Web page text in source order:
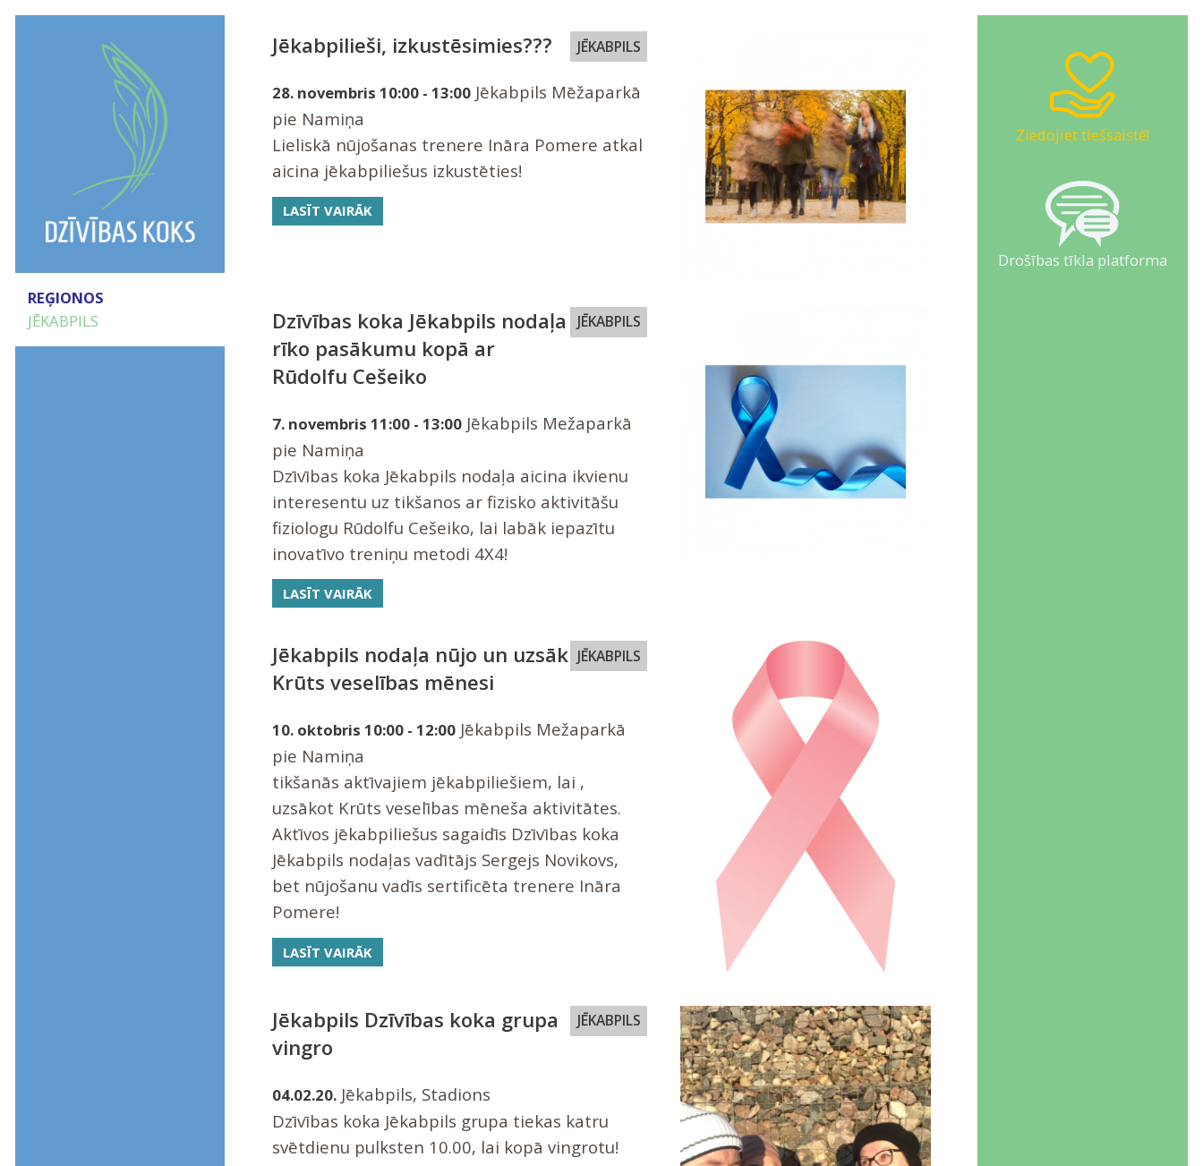
Ziedojiet tiešsaistē!
Drošības tīkla platforma
REĢIONOS
JĒKABPILS
JĒKABPILS
Jēkabpilieši, izkustēsimies???
28. novembris 10:00 - 13:00Jēkabpils Mēžaparkā
pie Namiņa
Lieliskā nūjošanas trenere Ināra Pomere atkal
aicina jēkabpiliešus izkustēties!
LASĪT VAIRĀK
JĒKABPILS
Dzīvības koka Jēkabpils nodaļa
rīko pasākumu kopā ar
Rūdolfu Cešeiko
7. novembris 11:00 - 13:00Jēkabpils Mežaparkā
pie Namiņa
Dzīvības koka Jēkabpils nodaļa aicina ikvienu
interesentu uz tikšanos ar fizisko aktivitāšu
fiziologu Rūdolfu Cešeiko, lai labāk iepazītu
inovatīvo treniņu metodi 4X4!
LASĪT VAIRĀK
JĒKABPILS
Jēkabpils nodaļa nūjo un uzsāk
Krūts veselības mēnesi
10. oktobris 10:00 - 12:00Jēkabpils Mežaparkā
pie Namiņa
tikšanās aktīvajiem jēkabpiliešiem, lai ,
uzsākot Krūts veselības mēneša aktivitātes.
Aktīvos jēkabpiliešus sagaidīs Dzīvības koka
Jēkabpils nodaļas vadītājs Sergejs Novikovs,
bet nūjošanu vadīs sertificēta trenere Ināra
Pomere!
LASĪT VAIRĀK
JĒKABPILS
Jēkabpils Dzīvības koka grupa
vingro
04.02.20.Jēkabpils, Stadions
Dzīvības koka Jēkabpils grupa tiekas katru
svētdienu pulksten 10.00, lai kopā vingrotu!